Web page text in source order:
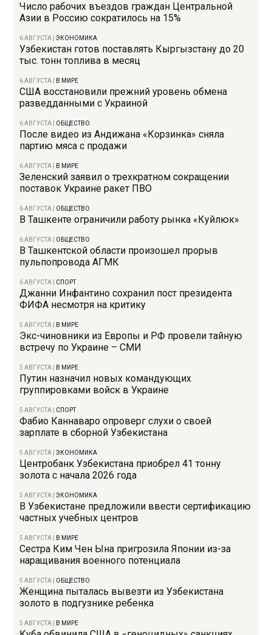
Число рабочих въездов граждан Центральной
Азии в Россию сократилось на 15%
6 АВГУСТА |ЭКОНОМИКА
Узбекистан готов поставлять Кыргызстану до 20
тыс. тонн топлива в месяц
6 АВГУСТА В МИРЕ
США восстановили прежний уровень обмена
разведданными с Украиной
6 АВГУСТА ОБЩЕСТВО
После видео из Андижана «Корзинка» сняла
партию мяса с продажи
6 АВГУСТА В МИРЕ
Зеленский заявил о трехкратном сокращении
поставок Украине ракет ПВО
6 АВГУСТА ОБЩЕСТВО
В Ташкенте ограничили работу рынка «Куйлюк»
6 АВГУСТА ОБЩЕСТВО
В Ташкентской области произошел прорыв
пульпопровода АГМК
6 АВГУСТА СПОРТ
Джанни Инфантино сохранил пост президента
ФИФА несмотря на критику
5 АВГУСТА В МИРЕ
Экс-чиновники из Европы и РФ провели тайную
встречу по Украине – СМИ
5 АВГУСТА В МИРЕ
Путин назначил новых командующих
группировками войск в Украине
5 АВГУСТА СПОРТ
Фабио Каннаваро опроверг слухи о своей
зарплате в сборной Узбекистана
5 АВГУСТА |ЭКОНОМИКА
Центробанк Узбекистана приобрел 41 тонну
золота с начала 2026 года
5 АВГУСТА |ЭКОНОМИКА
В Узбекистане предложили ввести сертификацию
частных учебных центров
5 АВГУСТА В МИРЕ
Сестра Ким Чен Ына пригрозила Японии из-за
наращивания военного потенциала
5 АВГУСТА ОБЩЕСТВО
Женщина пыталась вывезти из Узбекистана
золото в подгузнике ребенка
5 АВГУСТА В МИРЕ